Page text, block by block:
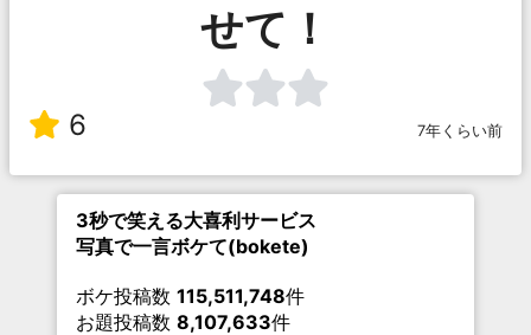
せて！
6 7年くらい前
3秒で笑える大喜利サービス
写真で一言ボケて(bokete)
ボケ投稿数 115,511,748件
お題投稿数 8,107,633件